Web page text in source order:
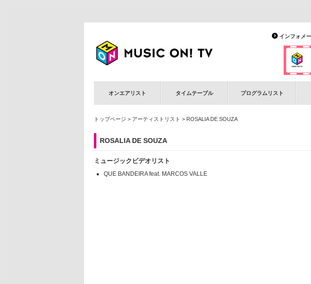
インフォメ
オンエアリスト タイムテーブル プログラムリスト
トップページ > アーティストリスト > ROSALIA DE SOUZA
ROSALIA DE SOUZA
ミュージックビデオリスト
QUE BANDEIRA feat. MARCOS VALLE